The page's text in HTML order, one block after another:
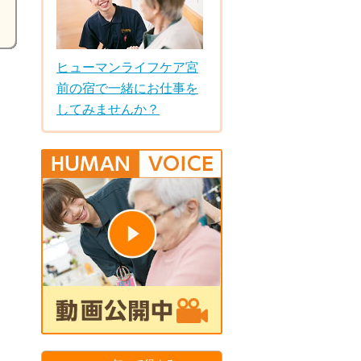
ヒューマンライフケア宮
前の宿で一緒にお仕事を
してみませんか？